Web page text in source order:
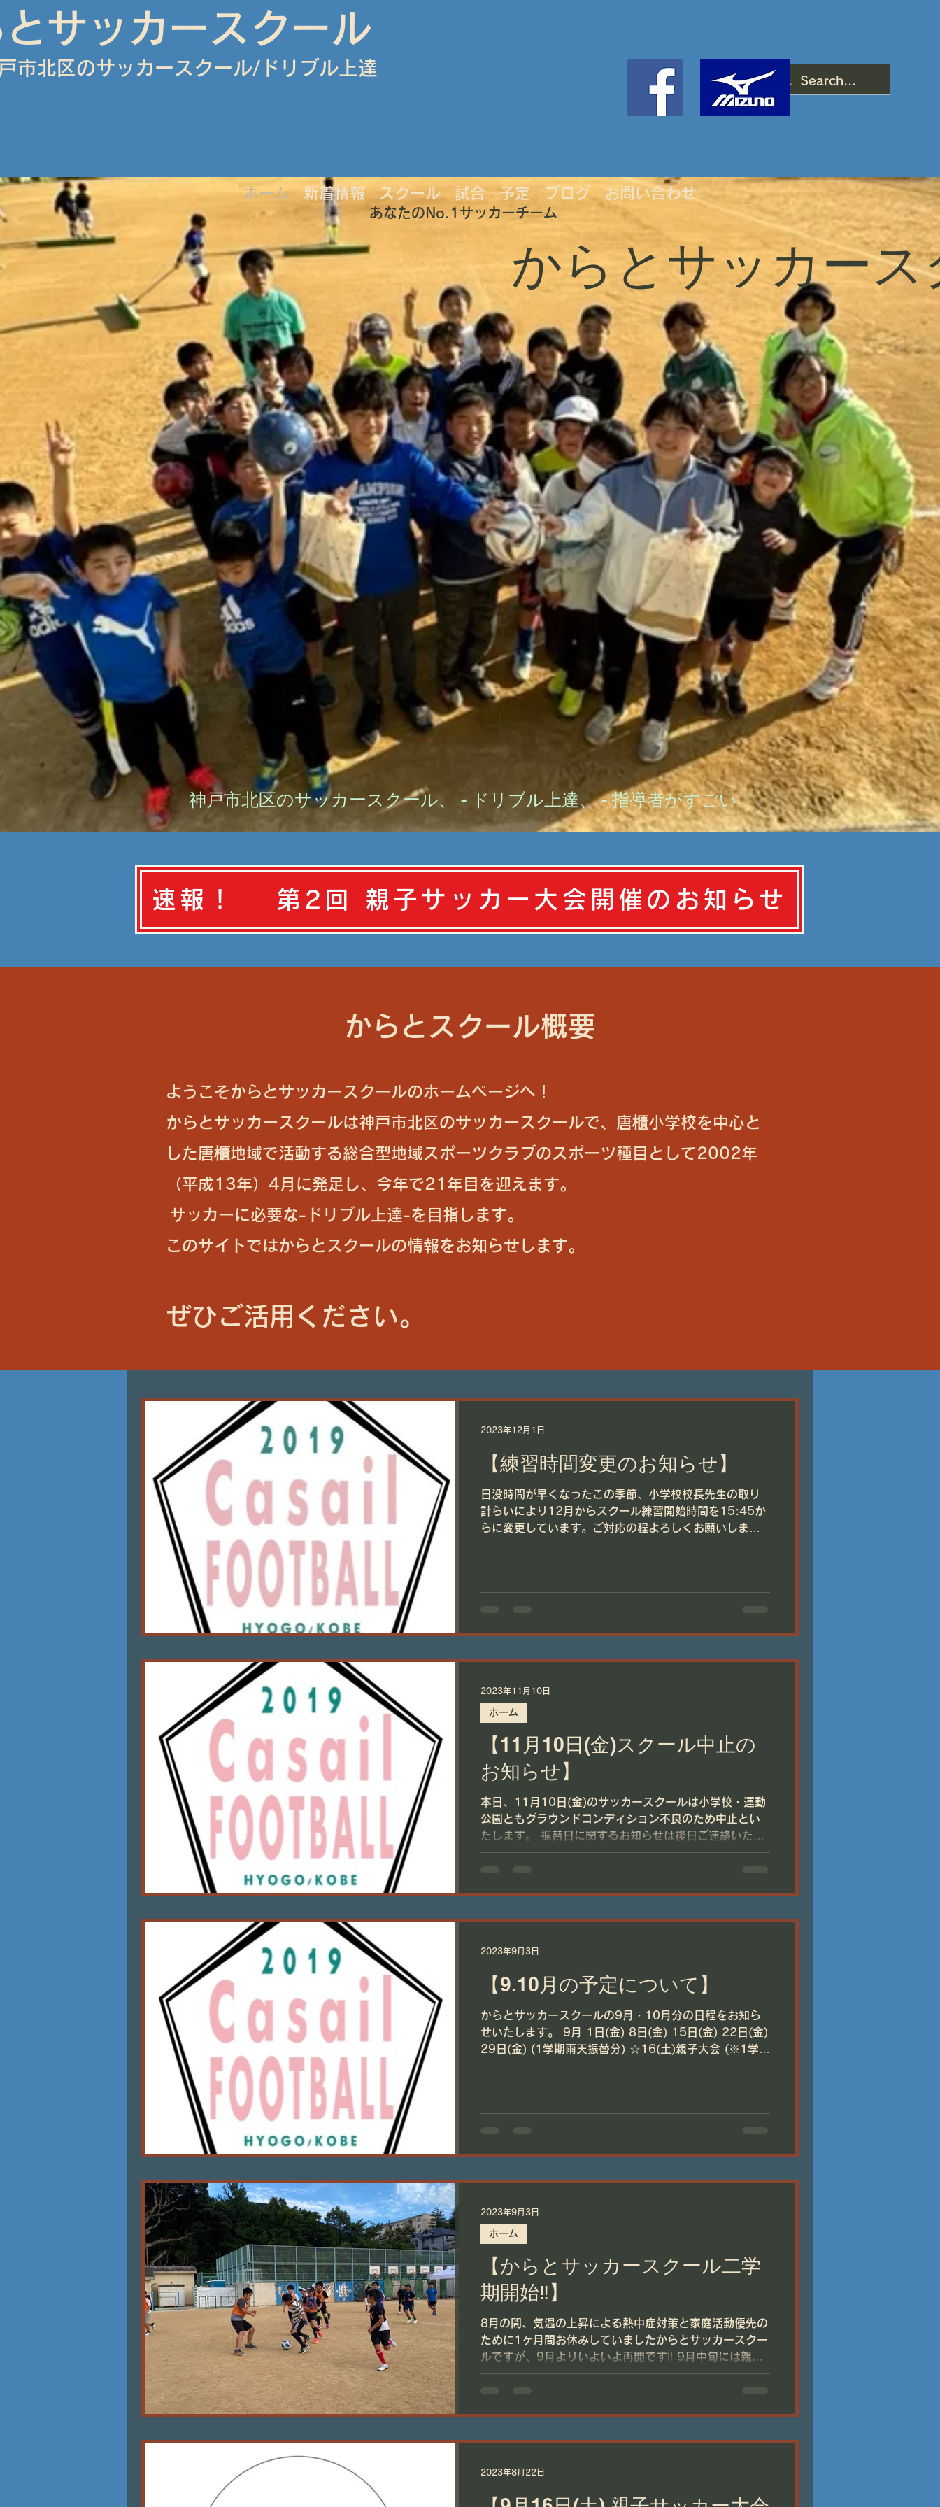
市北区のサッカースクール/ ドリブル上達
サッカースクール
ホーム 新着情報 スクール 試合 予定 ブログ お問い合わせ
あなたのNo.1サッカーチーム
からとサッカース
神戸市北区のサッカースクール、 - ドリブル上達、 - 指導者がすごい
速報！ 第2回 親子サッカー大会開催のお知らせ
からとスクール概要
ようこそからとサッカースクールのホームページへ！
からとサッカースクールは神戸市北区のサッカースクールで、 唐櫃小学校を中心と
した唐櫃地域で活動する総合型地域スポーツクラブのスポーツ種目として2002年
（平成13年）4月に発足し、今年で21年目を迎えます。
サッカーに必要な-ドリブル上達-を目指します。
このサイトではからとスクールの情報をお知らせします。
ぜひご活用 ください。
【練習時間変更のお知らせ】
日没時間が早くなったこの季節、小学校校長先生の取り
計らいにより12月からスクール練習開始時間を15:45か
らに変更しています。ご対応の程よろしくお願いしま
2023年12月1日
【11月10日(金)スクール中止の
お知らせ】
本日、11月10日(金)のサッカースクールは小学校・運動
公園ともグラウンドコンディション不良のため中止とい
たします。 振替日に関するお知らせは後日ご連絡いたし
ます。 ご対応の程、よろしくお願いします。
ホーム
2023年11月10日
【9.10月の予定について】
からとサッカースクールの9月・10月分の日程をお知ら
せいたします。 9月 1日(金) 8日(金) 15日(金) 22日(金)
29日(金) (1学期雨天振替分) ☆16(土)親子大会 (※1学期
2023年9月3日
【からとサッカースクール二学
期開始‼️】
8月の間、気温の上昇による熱中症対策と家庭活動優先の
ために1ヶ月間お休みしていましたからとサッカースクー
ルですが、9月よりいよいよ再開です‼️ 9月中旬には親子
大会を開催予定のため、子供達はハリキッて練習に取り
ホーム
2023年9月3日
2023年8月22日